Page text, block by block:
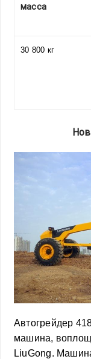
масса
30 800 кг
Автогрейдер
машина,
LiuGong.